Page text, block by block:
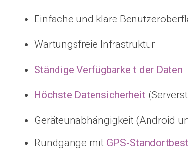
Einfache und klare
Wartungsfreie Infrastruktur
Ständige Verfügbarkeit der Daten
Höchste Datensicherheit
Geräteunabhängigkeit (Android
Rundgänge mit GPS-